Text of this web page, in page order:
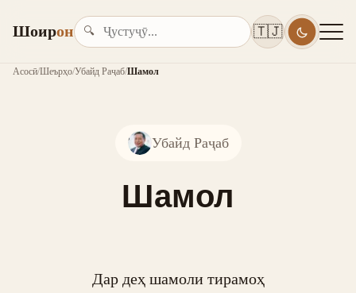
Шоирон 🔍 🇹🇯
Асосӣ/Шеърҳо/Убайд Раҷаб/Шамол
Убайд Раҷаб
Шамол
Дар деҳ шамоли тирамоҳ